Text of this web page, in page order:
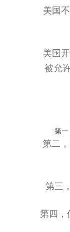
美国
美国
被允
第
第二
第三
第四，